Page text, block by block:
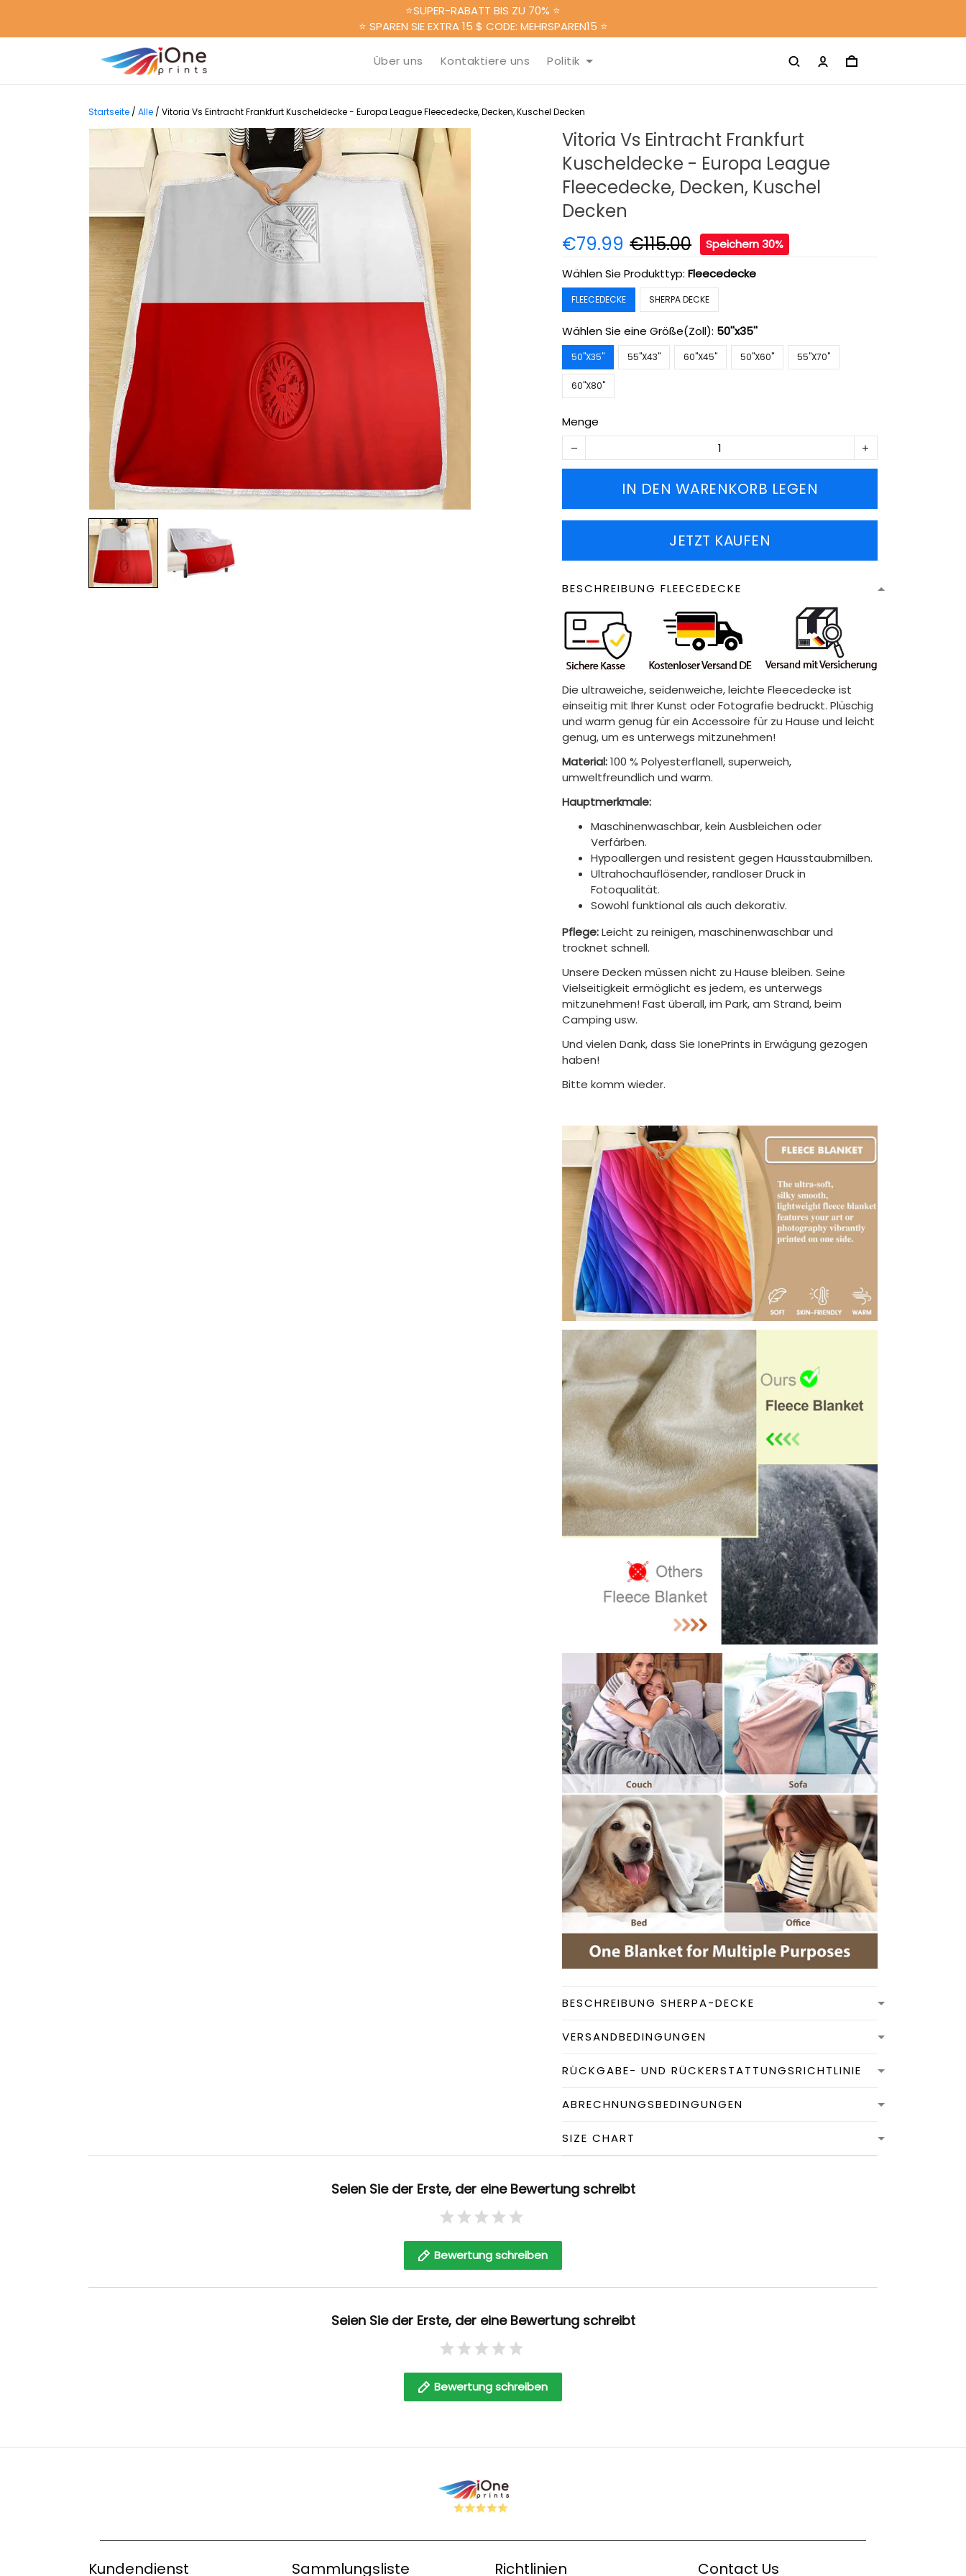
⭐SUPER-RABATT BIS ZU 70% ⭐
⭐ SPAREN SIE EXTRA 15 $ CODE: MEHRSPAREN15 ⭐
Über uns Kontaktiere uns Politik
Startseite / Alle / Vitoria Vs Eintracht Frankfurt Kuscheldecke - Europa League Fleecedecke, Decken, Kuschel Decken
Vitoria Vs Eintracht Frankfurt
Kuscheldecke - Europa League
Fleecedecke, Decken, Kuschel
Decken
€79.99 €115.00
Speichern 30%
Wählen Sie Produkttyp:Fleecedecke
FLEECEDECKE SHERPA DECKE
Wählen Sie eine Größe(Zoll): 50''x35''
50''X35'' 55''X43'' 60''X45'' 50''X60'' 55''X70''
60''X80''
Menge
IN DEN WARENKORB LEGEN
JETZT KAUFEN
BESCHREIBUNG FLEECEDECKE
Die ultraweiche, seidenweiche, leichte Fleecedecke ist
einseitig mit Ihrer Kunst oder Fotografie bedruckt. Plüschig
und warm genug für ein Accessoire für zu Hause und leicht
genug, um es unterwegs mitzunehmen!
Material:100 % Polyesterflanell, superweich,
umweltfreundlich und warm.
Hauptmerkmale:
Maschinenwaschbar, kein Ausbleichen oder
Verfärben.
Hypoallergen und resistent gegen Hausstaubmilben.
Ultrahochauflösender, randloser Druck in
Fotoqualität.
Sowohl funktional als auch dekorativ.
Pflege:Leicht zu reinigen, maschinenwaschbar und
trocknet schnell.
Unsere Decken müssen nicht zu Hause bleiben. Seine
Vielseitigkeit ermöglicht es jedem, es unterwegs
mitzunehmen! Fast überall, im Park, am Strand, beim
Camping usw.
Und vielen Dank, dass Sie IonePrints in Erwägung gezogen
haben!
Bitte komm wieder.
BESCHREIBUNG SHERPA-DECKE
VERSANDBEDINGUNGEN
RÜCKGABE- UND RÜCKERSTATTUNGSRICHTLINIE
ABRECHNUNGSBEDINGUNGEN
SIZE CHART
Seien Sie der Erste, der eine Bewertung schreibt
Bewertung schreiben
Seien Sie der Erste, der eine Bewertung schreibt
Bewertung schreiben
Kundendienst Sammlungsliste Richtlinien Contact Us